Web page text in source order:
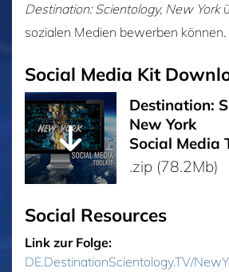
Destination: Scientology, New York
sozialen Medien bewerben können.
Social Media Kit
Destination:
New York
Social Media
.zip (78.2Mb)
Social Resources
Link zur Folge:
DE.DestinationScientology.TV/